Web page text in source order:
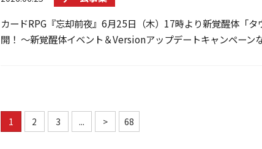
カードRPG『忘却前夜』6月25日（木）17時より新覚醒体「
開！ ～新覚醒体イベント＆Versionアップデートキャンペーン
1 2 3 ... > 68